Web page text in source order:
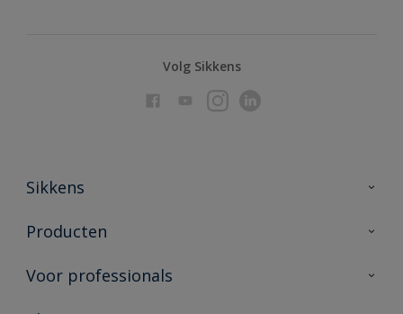
Volg Sikkens
Sikkens
Over Sikkens
Duurzaamheid
Producten
Producten voor binnen
Voor professionals